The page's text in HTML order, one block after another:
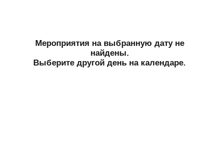
Мероприятия на выбранную дату не
найдены.
Выберите другой день на календаре.